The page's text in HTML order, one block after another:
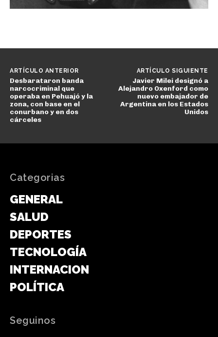
ARTÍCULO ANTERIOR
Desbarataron banda
narcocriminal que
operaba en Pehuajó y la
zona, con base en el
conurbano y en dos
cárceles
ARTÍCULO SIGUIENTE
Javier Milei designó a
Alejandro Oxenford como
nuevo embajador de
Argentina en los Estados
Unidos
Categorias
GENERAL
SALUD
DEPORTES
TECNOLOGÍA
INTERNACIONAL
POLÍTICA
Seguinos